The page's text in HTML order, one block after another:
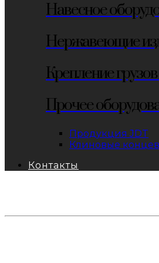
Навесное
Нержавеющие
Крепление
Прочее
Продукция JDT
Клиновые
Контакты